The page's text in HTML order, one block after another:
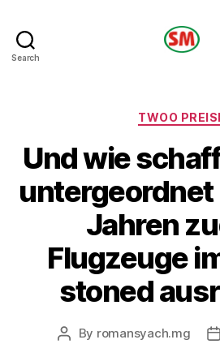
Search
TWOO
Und wie
Jahren
Flugzeuge
stoned
Post
By romansyach.mg